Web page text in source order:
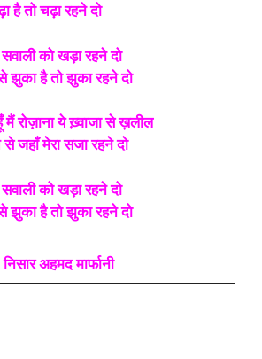
है तो चढ़ा रहने दो
को खड़ा रहने दो
झुका है तो झुका रहने दो
मैं रोज़ाना ये ख़्वाजा से ख़लील
जहाँ मेरा सजा रहने दो
को खड़ा रहने दो
झुका है तो झुका रहने दो
निसार अहमद मार्फानी